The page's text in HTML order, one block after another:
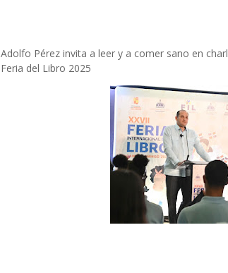
Adolfo Pérez invita a leer y a comer sano en
Feria del Libro 2025